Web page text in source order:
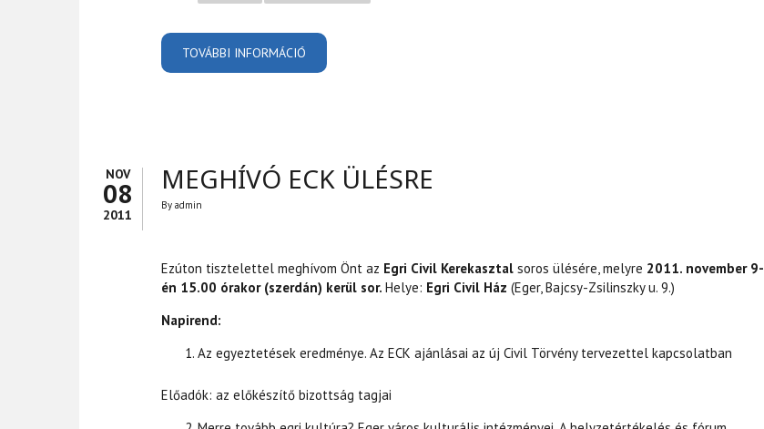
TOVÁBBI INFORMÁCIÓ
NOV
08
2011
MEGHÍVÓ ECK ÜLÉSRE
By admin
Ezúton tisztelettel meghívom Önt az Egri Civil Kerekasztal soros ülésére, melyre 2011. november 9-
én 15.00 órakor (szerdán) kerül sor. Helye: Egri Civil Ház (Eger, Bajcsy-Zsilinszky u. 9.)
Napirend:
Az egyeztetések eredménye. Az ECK ajánlásai az új Civil Törvény tervezettel kapcsolatban
Előadók: az előkészítő bizottság tagjai